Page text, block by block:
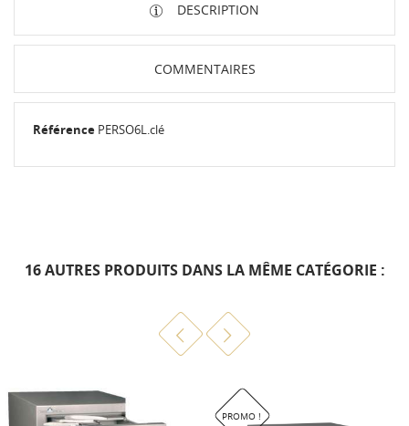
DESCRIPTION
COMMENTAIRES
Référence PERSO6L.clé
16 AUTRES PRODUITS DANS LA MÊME CATÉGORIE :
PROMO !